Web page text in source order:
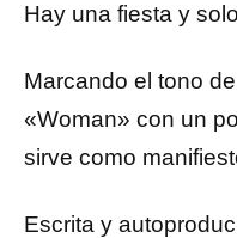
Hay una fiesta y
Marcando el tono
«Woman» con un
sirve como
Escrita y